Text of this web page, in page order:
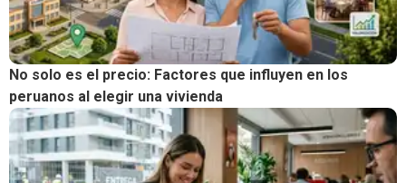
No solo es el precio: Factores que influyen en los
peruanos al elegir una vivienda